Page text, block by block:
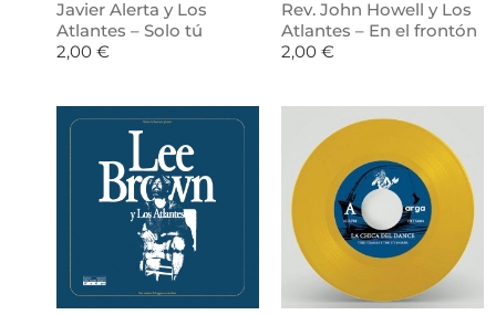
Javier Alerta y Los
Atlantes – Solo tú
2,00 €
Rev. John Howell y Los
Atlantes – En el frontón
2,00 €